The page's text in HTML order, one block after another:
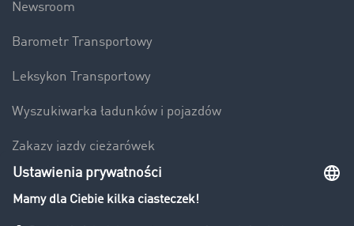
Newsroom
Barometr Transportowy
Leksykon Transportowy
Wyszukiwarka ładunków i pojazdów
Zakazy jazdy ciężarówek
Bezpieczeństwo